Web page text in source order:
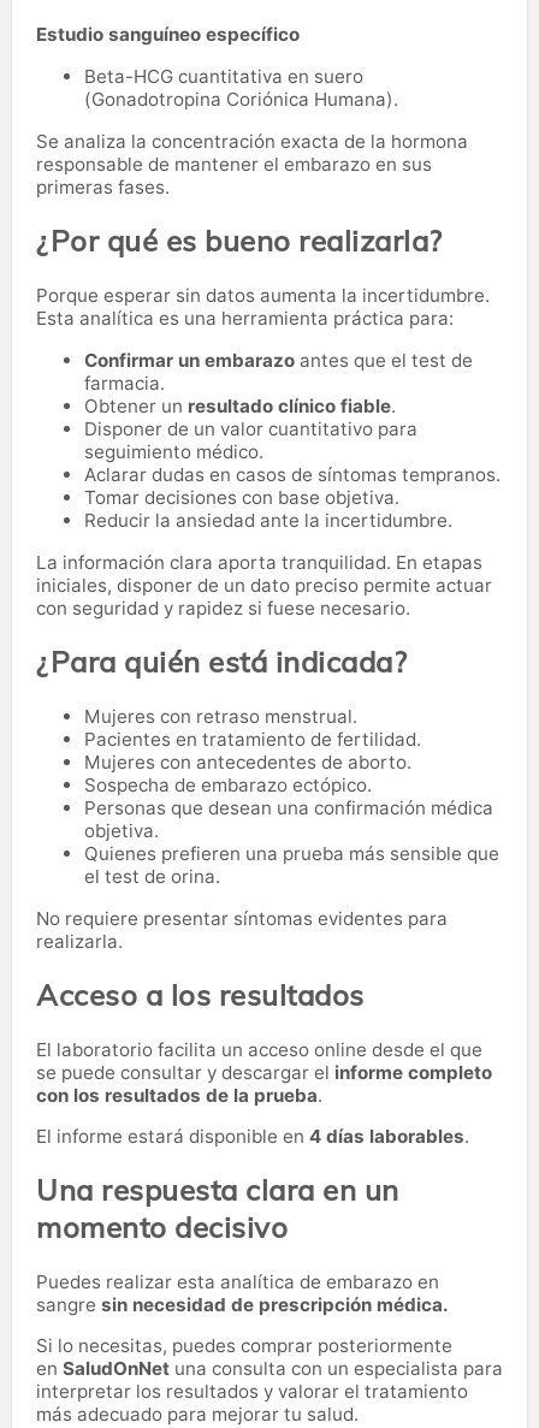
Estudio sanguíneo específico
Beta-HCG cuantitativa en suero
(Gonadotropina Coriónica Humana).
Se analiza la concentración exacta de la hormona
responsable de mantener el embarazo en sus
primeras fases.
¿Por qué es bueno realizarla?
Porque esperar sin datos aumenta la incertidumbre.
Esta analítica es una herramienta práctica para:
Confirmar un embarazo antes que el test de
farmacia.
Obtener un resultado clínico fiable.
Disponer de un valor cuantitativo para
seguimiento médico.
Aclarar dudas en casos de síntomas tempranos.
Tomar decisiones con base objetiva.
Reducir la ansiedad ante la incertidumbre.
La información clara aporta tranquilidad. En etapas
iniciales, disponer de un dato preciso permite actuar
con seguridad y rapidez si fuese necesario.
¿Para quién está indicada?
Mujeres con retraso menstrual.
Pacientes en tratamiento de fertilidad.
Mujeres con antecedentes de aborto.
Sospecha de embarazo ectópico.
Personas que desean una confirmación médica
objetiva.
Quienes prefieren una prueba más sensible que
el test de orina.
No requiere presentar síntomas evidentes para
realizarla.
Acceso a los resultados
El laboratorio facilita un acceso online desde el que
se puede consultar y descargar el informe completo
con los resultados de la prueba.
El informe estará disponible en 4 días laborables.
Una respuesta clara en un
momento decisivo
Puedes realizar esta analítica de embarazo en
sangre sin necesidad de prescripción médica.
Si lo necesitas, puedes comprar posteriormente
en SaludOnNet una consulta con un especialista para
interpretar los resultados y valorar el tratamiento
más adecuado para mejorar tu salud.